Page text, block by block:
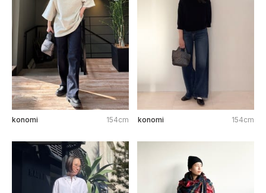
konomi 154cm konomi 154cm